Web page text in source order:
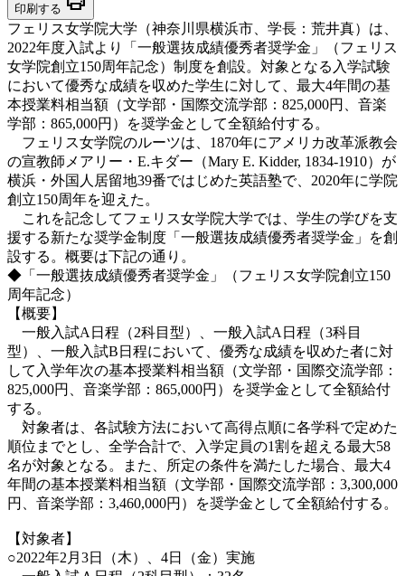
印刷する
フェリス女学院大学（神奈川県横浜市、学長：荒井真）は、
2022年度入試より「一般選抜成績優秀者奨学金」（フェリス
女学院創立150周年記念）制度を創設。対象となる入学試験
において優秀な成績を収めた学生に対して、最大4年間の基
本授業料相当額（文学部・国際交流学部：825,000円、音楽
学部：865,000円）を奨学金として全額給付する。
フェリス女学院のルーツは、1870年にアメリカ改革派教会
の宣教師メアリー・E.キダー（Mary E. Kidder, 1834-1910）が
横浜・外国人居留地39番ではじめた英語塾で、2020年に学院
創立150周年を迎えた。
これを記念してフェリス女学院大学では、学生の学びを支
援する新たな奨学金制度「一般選抜成績優秀者奨学金」を創
設する。概要は下記の通り。
◆「一般選抜成績優秀者奨学金」（フェリス女学院創立150
周年記念）
【概要】
一般入試A日程（2科目型）、一般入試A日程（3科目
型）、一般入試B日程において、優秀な成績を収めた者に対
して入学年次の基本授業料相当額（文学部・国際交流学部：
825,000円、音楽学部：865,000円）を奨学金として全額給付
する。
対象者は、各試験方法において高得点順に各学科で定めた
順位までとし、全学合計で、入学定員の1割を超える最大58
名が対象となる。また、所定の条件を満たした場合、最大4
年間の基本授業料相当額（文学部・国際交流学部：3,300,000
円、音楽学部：3,460,000円）を奨学金として全額給付する。
【対象者】
○2022年2月3日（木）、4日（金）実施